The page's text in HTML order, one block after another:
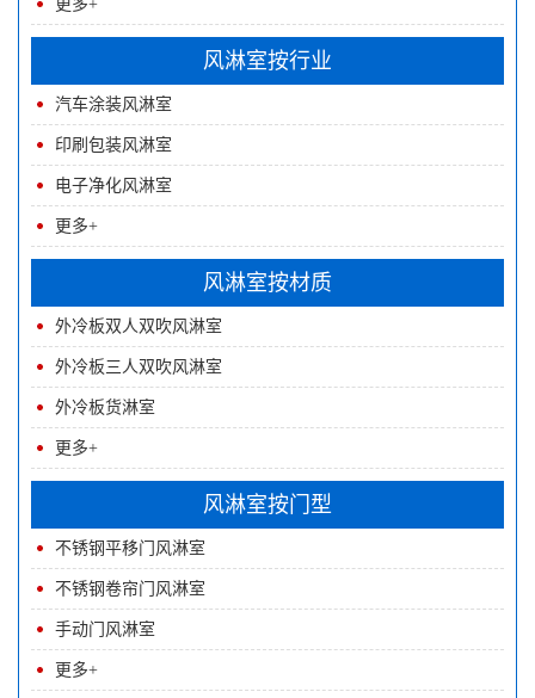
更多+
风淋室按行业
汽车涂装风淋室
印刷包装风淋室
电子净化风淋室
更多+
风淋室按材质
外冷板双人双吹风淋室
外冷板三人双吹风淋室
外冷板货淋室
更多+
风淋室按门型
不锈钢平移门风淋室
不锈钢卷帘门风淋室
手动门风淋室
更多+